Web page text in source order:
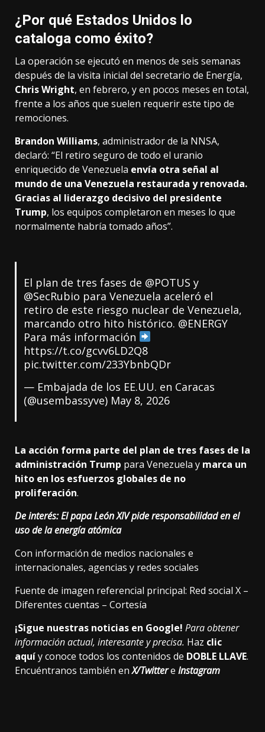
¿Por qué Estados Unidos lo
cataloga como éxito?
La operación se ejecutó en menos de seis semanas
después de la visita inicial del secretario de Energía,
Chris Wright, en febrero, y en pocos meses en total,
frente a los años que suelen requerir este tipo de
remociones.
Brandon Williams, administrador de la NNSA,
declaró: “El retiro seguro de todo el uranio
enriquecido de Venezuela envía otra señal al
mundo de una Venezuela restaurada y renovada.
Gracias al liderazgo decisivo del presidente
Trump, los equipos completaron en meses lo que
normalmente habría tomado años”.
El plan de tres fases de @POTUS y
@SecRubio para Venezuela aceleró el
retiro de este riesgo nuclear de Venezuela,
marcando otro hito histórico. @ENERGY
Para más información
https://t.co/gcvv6LD2Q8
pic.twitter.com/233YbnbQDr
— Embajada de los EE.UU. en Caracas
(@usembassyve) May 8, 2026
La acción forma parte del plan de tres fases de la
administración Trump para Venezuela y marca un
hito en los esfuerzos globales de no
proliferación.
De interés:El papa León XIV pide responsabilidad en el
uso de la energía atómica
Con información de medios nacionales e
internacionales, agencias y redes sociales
Fuente de imagen referencial principal: Red social X –
Diferentes cuentas – Cortesía
¡Sigue nuestras noticias en Google! Para obtener
información actual, interesante y precisa. Haz clic
aquíy conoce todos los contenidos de DOBLE LLAVE.
Encuéntranos también enX/Twittere Instagram